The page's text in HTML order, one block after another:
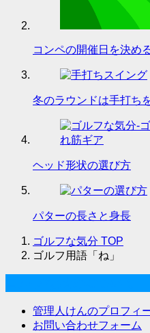
コンペの開催日を決め
冬のラウンドは手打ち
ヘッド形状の選び方
パターの長さと身長
ゴルフな気分 TOP
ゴルフ用語「ね」
管理人けんのプロフィ
お問い合わせフォーム